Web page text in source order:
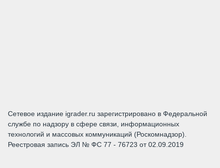
Сетевое издание igrader.ru зарегистрировано в Федеральной
службе по надзору в сфере связи, информационных
технологий и массовых коммуникаций (Роскомнадзор).
Реестровая запись ЭЛ № ФС 77 - 76723 от 02.09.2019